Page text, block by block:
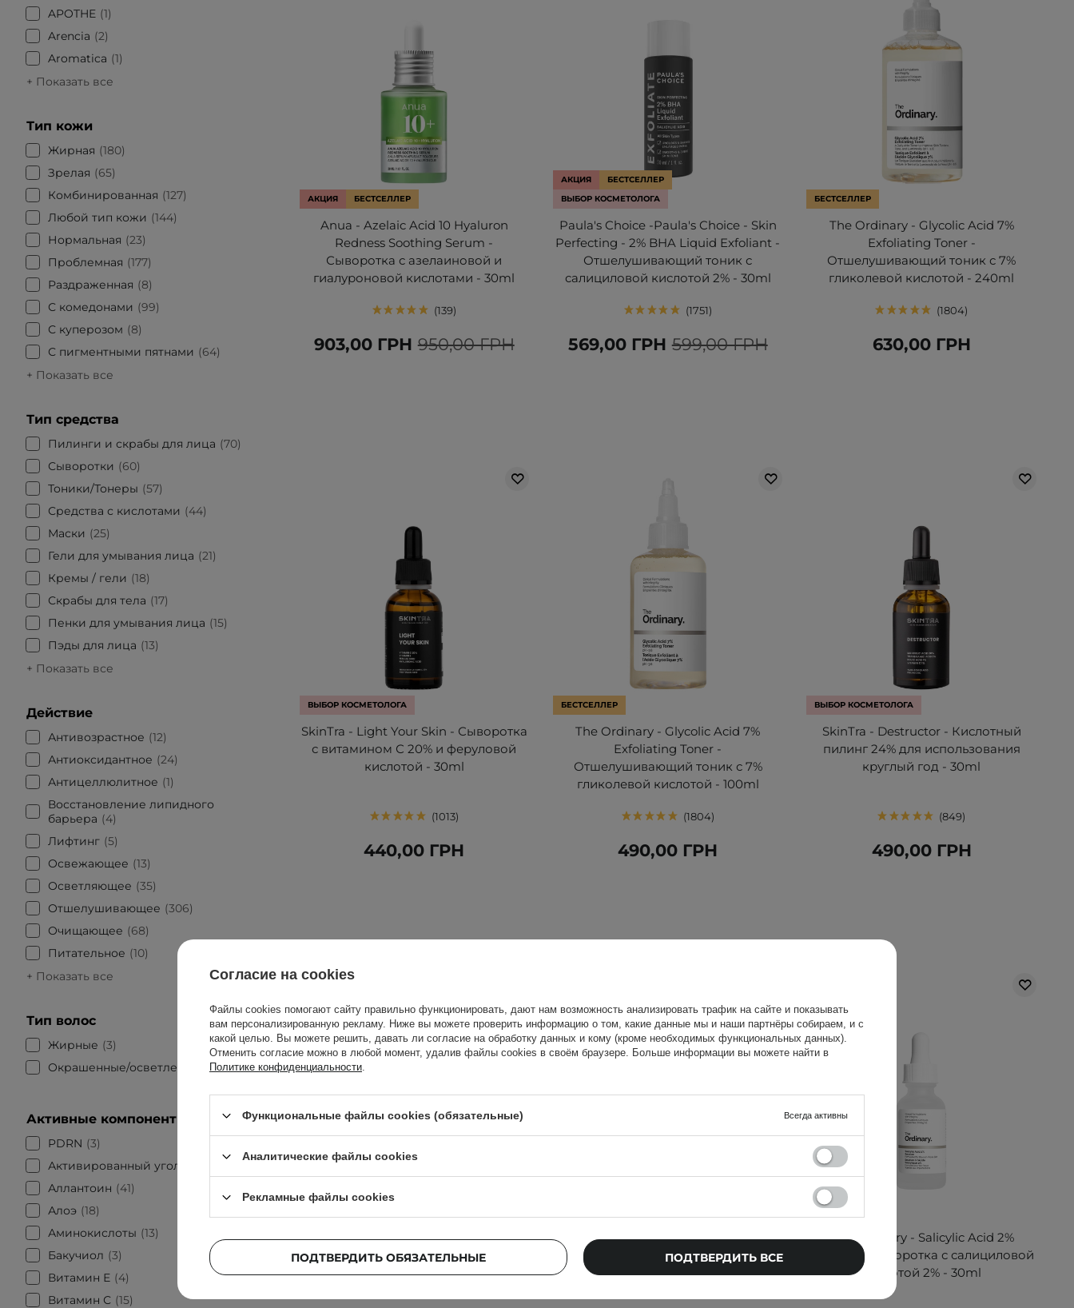
APOTHE 1
Arencia
2
Aromatica
1
+ Показать все
Тип кожи
Жирная
180
Зрелая
65
Комбинированная
127
Любой тип кожи
144
Нормальная
23
Проблемная
177
Раздраженная
8
С комедонами
99
С куперозом
8
С пигментными пятнами
64
+ Показать все
Тип средства
Пилинги и скрабы для лица
70
Сыворотки
60
Тоники/Тонеры
57
Средства с кислотами
44
Маски
25
Гели для умывания лица
21
Кремы / гели
18
Скрабы для тела
17
Пенки для умывания лица
15
Пэды для лица
13
+ Показать все
Действие
Антивозрастное
12
Антиоксидантное
24
Антицеллюлитное
1
Восстановление липидного
барьера
4
Лифтинг 5
Освежающее
13
Осветляющее
35
Отшелушивающее
306
Очищающее
68
Питательное
10
+ Показать все
Тип волос
Жирные
3
Окрашенные/осветленные
1
Активные компоненты
PDRN
3
Активированный уголь
Аллантоин
41
Алоэ 18
Аминокислоты
13
Бакучиол
3
Витамин Е
4
Витамин С 15
АКЦИЯ БЕСТСЕЛЛЕР
Anua - Azelaic Acid 10 Hyaluron
Redness Soothing Serum -
Сыворотка с азелаиновой и
гиалуроновой кислотами - 30ml
139
950,00 ГРН
903,00 ГРН
АКЦИЯ
БЕСТСЕЛЛЕР
ВЫБОР КОСМЕТОЛОГА
Paula's Choice -Paula's Choice - Skin
Perfecting - 2% BHA Liquid Exfoliant -
Отшелушивающий тоник с
салициловой кислотой 2% - 30ml
1751
599,00 ГРН
569,00 ГРН
БЕСТСЕЛЛЕР
The Ordinary - Glycolic Acid 7%
Exfoliating Toner -
Отшелушивающий тоник с 7%
гликолевой кислотой - 240ml
1804
630,00 ГРН
ВЫБОР КОСМЕТОЛОГА
SkinTra - Light Your Skin - Сыворотка
с витамином С 20% и феруловой
кислотой - 30ml
1013
440,00 ГРН
БЕСТСЕЛЛЕР
The Ordinary - Glycolic Acid 7%
Exfoliating Toner -
Отшелушивающий тоник с 7%
гликолевой кислотой - 100ml
1804
490,00 ГРН
ВЫБОР КОСМЕТОЛОГА
SkinTra - Destructor - Кислотный
пилинг 24% для использования
круглый год - 30ml
849
490,00 ГРН
Paula's Choice - Skin Perfecting - 2%
BHA Liquid Exfoliant -
Отшелушивающий тоник с
Celimax - The Vita-A Retinol Shot
Tightening Serum - Сыворотка с
ретинолом - 30ml
БЕСТСЕЛЛЕР
The Ordinary - Salicylic Acid 2%
Solution - Сыворотка с салициловой
кислотой 2% - 30ml
Согласие на cookies
Файлы cookies помогают сайту правильно функционировать, дают нам возможность анализировать трафик на сайте и показывать
вам персонализированную рекламу. Ниже вы можете проверить информацию о том, какие данные мы и наши партнёры собираем, и с
какой целью. Вы можете решить, давать ли согласие на обработку данных и кому (кроме необходимых функциональных данных).
Отменить согласие можно в любой момент, удалив файлы cookies в своём браузере. Больше информации вы можете найти в
Политике конфиденциальности.
Функциональные файлы cookies (обязательные) Всегда активны
Аналитические файлы cookies
Рекламные файлы cookies
ПОДТВЕРДИТЬ ОБЯЗАТЕЛЬНЫЕ ПОДТВЕРДИТЬ ВСЕ